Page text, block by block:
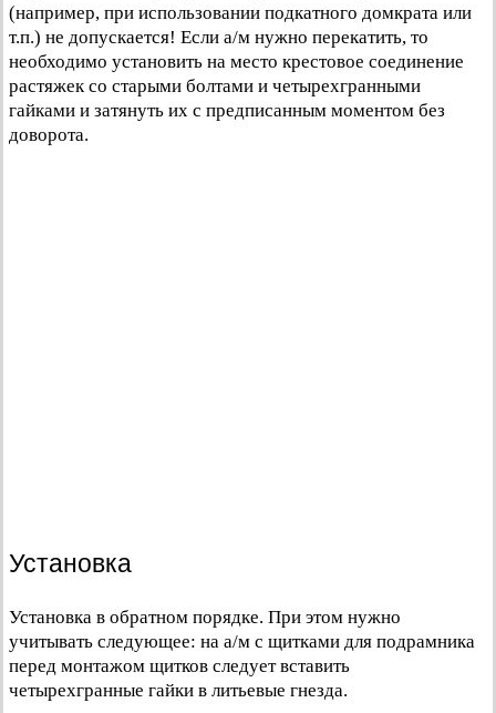
(например, при использовании подкатного домкрата или
т.п.) не допускается! Если а/м нужно перекатить, то
необходимо установить на место крестовое соединение
растяжек со старыми болтами и четырехгранными
гайками и затянуть их с предписанным моментом без
доворота.
Установка
Установка в обратном порядке. При этом нужно
учитывать следующее: на а/м с щитками для подрамника
перед монтажом щитков следует вставить
четырехгранные гайки в литьевые гнезда.